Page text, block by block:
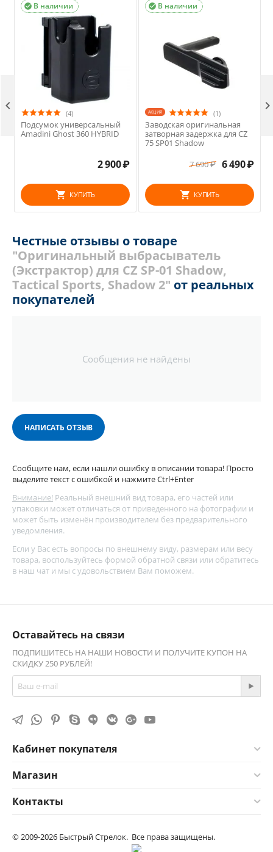
В наличии

(4)
Подсумок универсальный
Amadini Ghost 360 HYBRID
2 900₽
КУПИТЬ
В наличии

AКЦИЯ (1)
Заводская оригинальная
затворная задержка для CZ
75 SP01 Shadow
7 690₽ 6 490₽
КУПИТЬ

Честные отзывы о товаре
"Оригинальный выбрасыватель
(Экстрактор) для CZ SP-01 Shadow,
Tactical Sports, Shadow 2" от реальных
покупателей
Сообщения не найдены
НАПИСАТЬ ОТЗЫВ
Сообщите нам, если нашли ошибку в описании товара! Просто
выделите текст с ошибкой и нажмите Ctrl+Enter
Внимание! Реальный внешний вид товара, его частей или
упаковки может отличаться от приведенного на фотографии и
может быть изменён производителем без предварительного
уведомления.
Если у Вас есть вопросы по внешнему виду, размерам или весу
товара, воспользуйтесь формой обратной связи или обратитесь
в наш чат и мы с удовольствием Вам поможем.
Оставайтесь на связи
ПОДПИШИТЕСЬ НА НАШИ НОВОСТИ И ПОЛУЧИТЕ КУПОН НА
СКИДКУ 250 РУБЛЕЙ!
Кабинет покупателя
Магазин
Контакты
© 2009-2026 Быстрый Стрелок. Все права защищены.